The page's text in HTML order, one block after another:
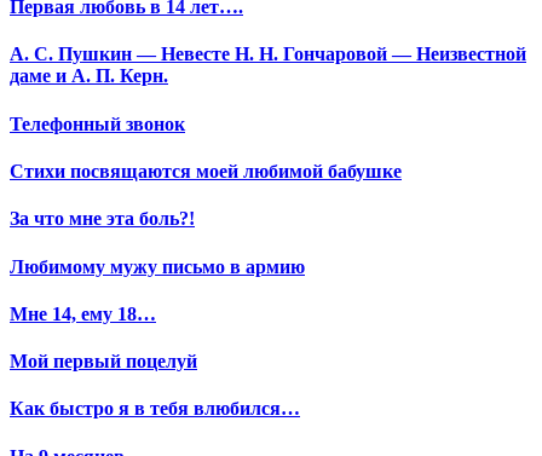
Первая любовь в 14 лет….
А. С. Пушкин — Невесте Н. Н. Гончаровой — Неизвестной
даме и А. П. Керн.
Телефонный звонок
Стихи посвящаются моей любимой бабушке
За что мне эта боль?!
Любимому мужу письмо в армию
Мне 14, ему 18…
Мой первый поцелуй
Как быстро я в тебя влюбился…